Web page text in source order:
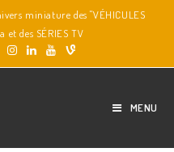
miniature des "VÉHICULES
et des SÉRIES TV
MENU